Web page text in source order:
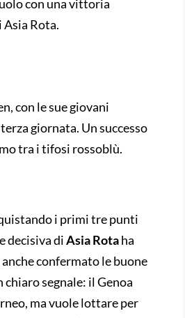
con una vittoria
Rota.
con le sue giovani
giornata. Un successo
tra i tifosi rossoblù.
i primi tre punti
decisiva diAsia Rotaha
confermato le buone
segnale: il Genoa
ma vuole lottare per